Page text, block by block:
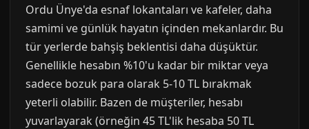
Ordu Ünye'da esnaf lokantaları ve kafeler, daha
samimi ve günlük hayatın içinden mekanlardır. Bu
tür yerlerde bahşiş beklentisi daha düşüktür.
Genellikle hesabın %10'u kadar bir miktar veya
sadece bozuk para olarak 5-10 TL bırakmak
yeterli olabilir. Bazen de müşteriler, hesabı
yuvarlayarak (örneğin 45 TL'lik hesaba 50 TL